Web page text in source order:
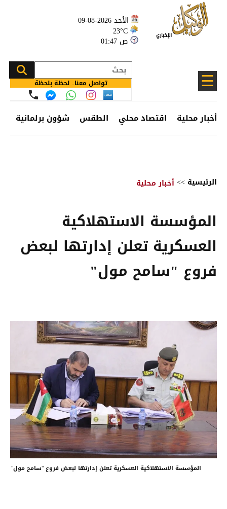
الأحد 2026-08-09
23°C
01:47 ص
☰ تواصل معنا.. لحظة بلحظة
أخبار محلية اقتصاد محلي الطقس شؤون برلمانية
الرئيسية >> أخبار محلية
المؤسسة الاستهلاكية
العسكرية تعلن إدارتها لبعض
فروع "سامح مول"
المؤسسة الاستهلاكية العسكرية تعلن إدارتها لبعض فروع "سامح مول"